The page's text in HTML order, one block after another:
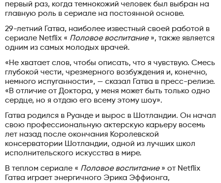
первый раз, когда темнокожий человек был выбран на
главную роль в сериале на постоянной основе.
29-летний Гатва, наиболее известный своей работой в
сериале Netflix « Половое воспитание», также является
одним из самых молодых врачей.
«Не хватает слов, чтобы описать, что я чувствую. Смесь
глубокой чести, чрезмерного возбуждения и, конечно,
немного испуганности», — сказал Гатва в пресс-релизе.
«В отличие от Доктора, у меня может быть только одно
сердце, но я отдаю его всему этому шоу».
Гатва родился в Руанде и вырос в Шотландии. Он начал
свою профессиональную актерскую карьеру восемь
лет назад после окончания Королевской
консерватории Шотландии, одной из лучших школ
исполнительского искусства в мире.
В теплом сериале « Половое воспитание» от Netflix
Гатва играет энергичного Эрика Эффионга,